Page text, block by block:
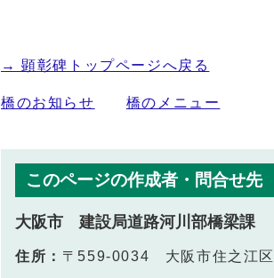
→ 顕彰碑トップページへ戻る
橋のお知らせ 橋のメニュー
このページの作成者・問合せ先
大阪市 建設局道路河川部橋梁課
住所： 〒559-0034 大阪市住之江